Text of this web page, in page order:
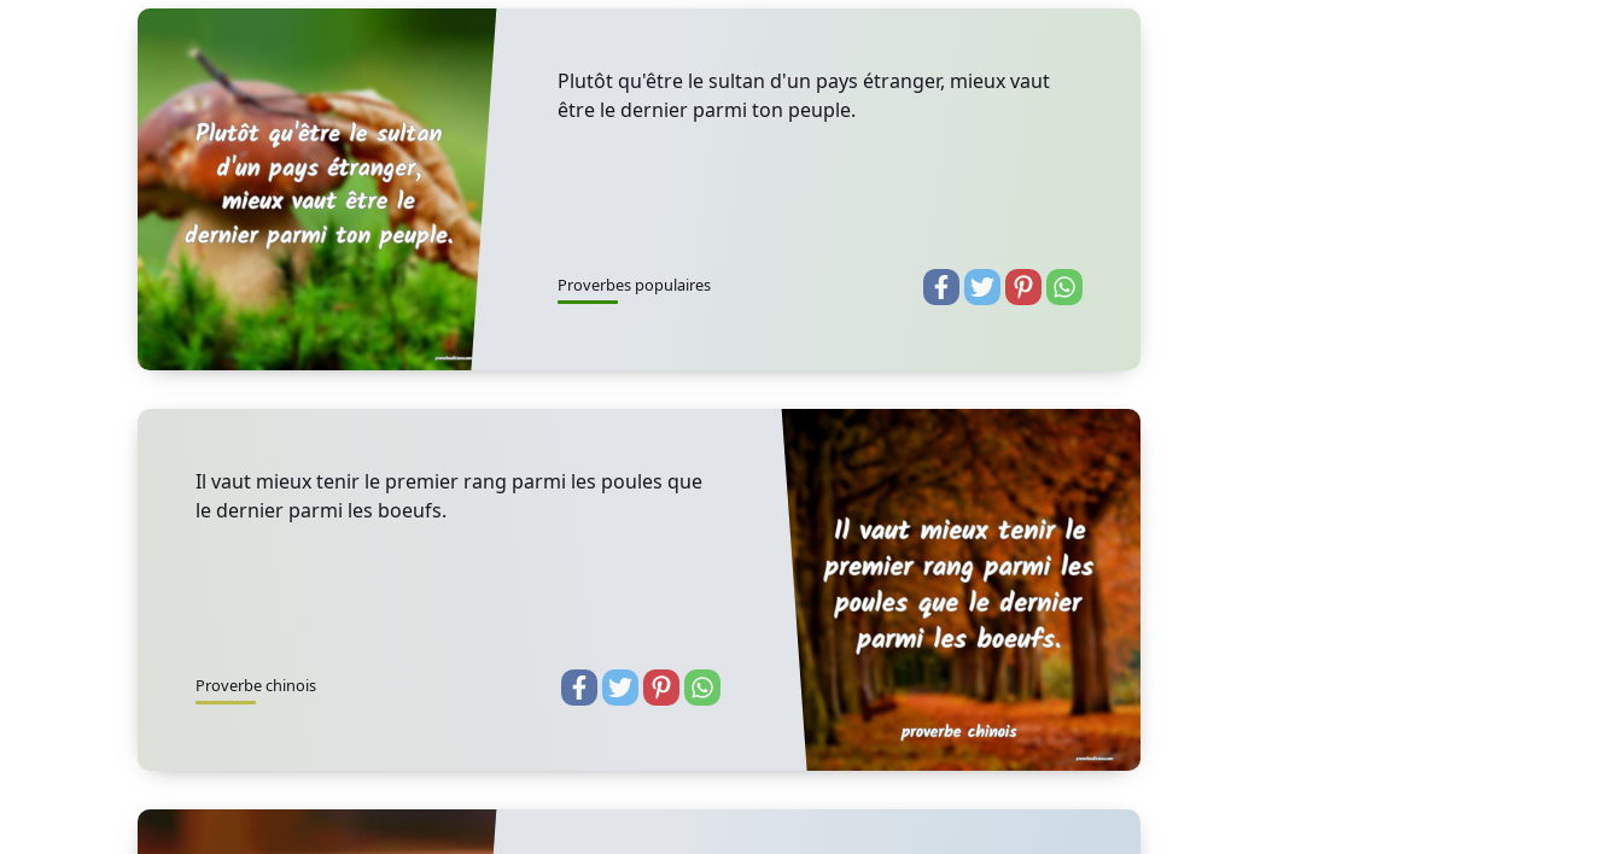
Plutôt qu'être le sultan d'un pays étranger, mieux vaut
être le dernier parmi ton peuple.
Proverbes populaires
Il vaut mieux tenir le premier rang parmi les poules que
le dernier parmi les boeufs.
Proverbe chinois